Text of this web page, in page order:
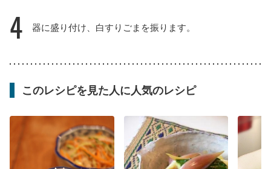
4 器に盛り付け、白すりごまを振ります。
このレシピを見た人に人気のレシピ